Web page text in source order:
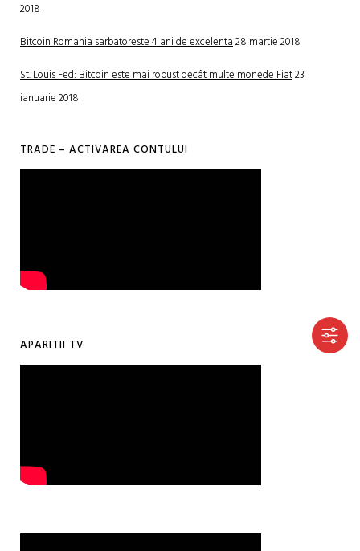
2018
Bitcoin Romania sarbatoreste 4 ani de excelenta28 martie 2018
St. Louis Fed: Bitcoin este mai robust decât multe monede Fiat23
ianuarie 2018
TRADE – ACTIVAREA CONTULUI
APARITII TV